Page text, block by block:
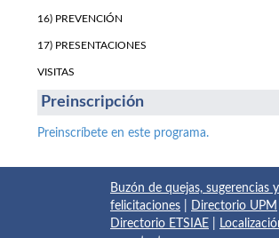
16) PREVENCIÓN
17) PRESENTACIONES
VISITAS
Preinscripción
Preinscríbete en este programa.
Buzón de quejas, sugerencias y
felicitaciones
Directorio UPM
Directorio ETSIAE